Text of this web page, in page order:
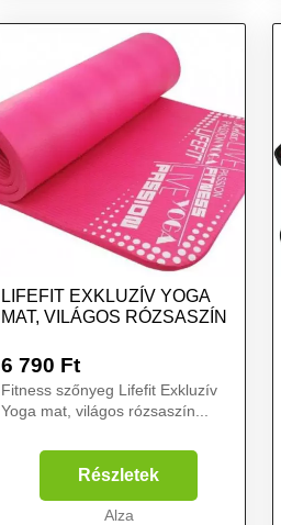
LIFEFIT EXKLUZÍV YOGA
MAT, VILÁGOS RÓZSASZÍN
6 790 Ft
Fitness szőnyeg Lifefit Exkluzív
Yoga mat, világos rózsaszín...
Részletek
Alza